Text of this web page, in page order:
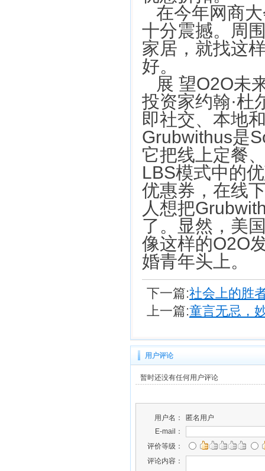
在今年网商
十分震撼。周
家居，就找这
好。
展 望O2O未
投资家约翰·杜
即社交、本地
Grubwithus是
它把线上定餐
LBS模式中的
优惠券，在线
人想把
了。显然，美
像这样的O2O
婚青年头上。
下一篇:社会上的胜
上一篇:童言无忌，
用户评论
暂时还没有任何用户评论
用户名：
匿名用户
E-mail：
评价等级：
评论内容：